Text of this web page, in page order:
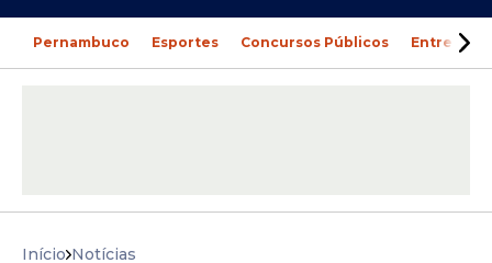
Pernambuco Esportes Concursos Públicos
Início Notícias